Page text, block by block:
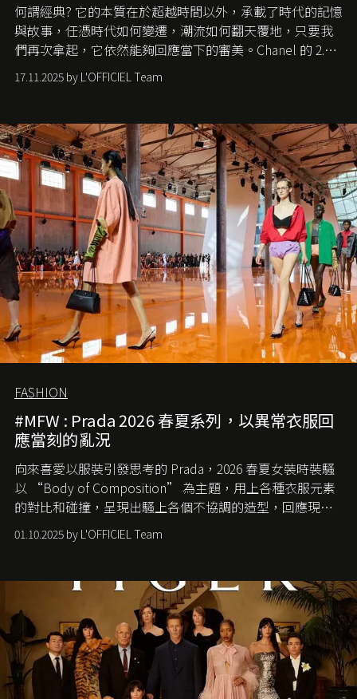
何謂經典? 它的本質在於超越時間以外，承載了時代的記憶
與故事，任憑時代如何變遷，潮流如何翻天覆地，只要我
們再次拿起，它依然能夠回應當下的審美。Chanel 的 2.55
手袋更是這樣存在，自問世至今，一直有着舉足輕重的地
位。如果說每個女生的第一個夢想手袋是 Chanel，那 2.55
愛它的雋永與優雅。那麼這個手袋是怎麼誕生的呢？又為
甚麼取名叫 2.55 ？今天就由《L'Officiel HK》帶你穿越流金
歲月，回顧 2.55 的誕生故事。
17.11.2025 by L'OFFICIEL Team
FASHION
#MFW : Prada 2026 春夏系列，以異常衣服回
應當刻的亂況
向來喜愛以服裝引發思考的 Prada，2026 春夏女裝時裝騷
以 “Body of Composition” 為主題，用上各種衣服元素
的對比和碰撞，呈現出騷上各個不協調的造型，回應現今
社會各種資訊、文化超載的現象。
01.10.2025 by L'OFFICIEL Team